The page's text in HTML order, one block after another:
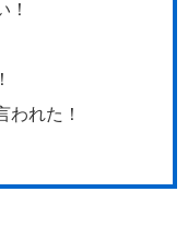
！
われた！